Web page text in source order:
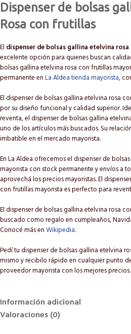
Dispenser de bolsas
Rosa con frutillas
El dispenser de bolsas gallina etelvina
excelente opción para quienes buscan
bolsas gallina etelvina rosa con frutillas
permanente enLa Aldea tienda mayorista,
El dispenser de bolsas gallina etelvina rosa
por su diseño funcional y calidad superior.
reventa, el dispenser de bolsas gallina
uno de los artículos más buscados. Su
imbatible en el mercado mayorista.
En La Aldea ofrecemos el dispenser de
mayorista con stock permanente y envíos a
aprovechá los precios mayoristas. El
con frutillas mayorista es perfecto para
El dispenser de bolsas gallina etelvina rosa
buscado como regalo en cumpleaños,
Conocé más enWikipedia.
Pedí tu dispenser de bolsas gallina etelvina
mismo y recibilo rápido en cualquier punto
proveedor mayorista con los mejores precios.
Información adicional
Valoraciones (0)